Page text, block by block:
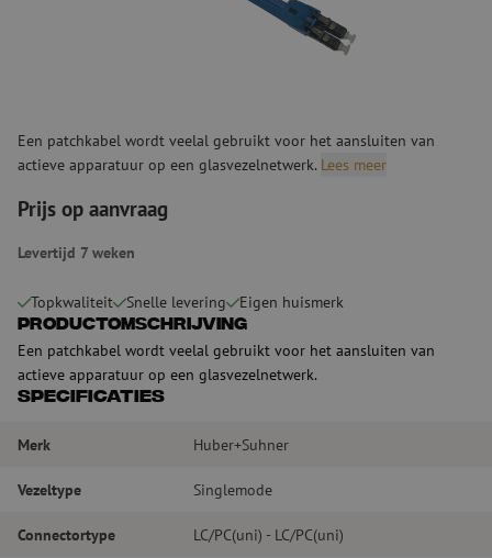
Een patchkabel wordt veelal gebruikt voor het aansluiten van
actieve apparatuur op een glasvezelnetwerk. Lees meer
Prijs op aanvraag
Levertijd 7 weken
Topkwaliteit Snelle levering Eigen huismerk
Productomschrijving
Een patchkabel wordt veelal gebruikt voor het aansluiten van
actieve apparatuur op een glasvezelnetwerk.
Specificaties
Merk Huber+Suhner
Vezeltype Singlemode
Connectortype LC/PC(uni) - LC/PC(uni)